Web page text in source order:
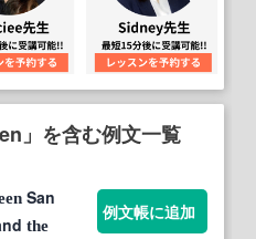
」を含む例文一覧
San
the
例文帳に追加